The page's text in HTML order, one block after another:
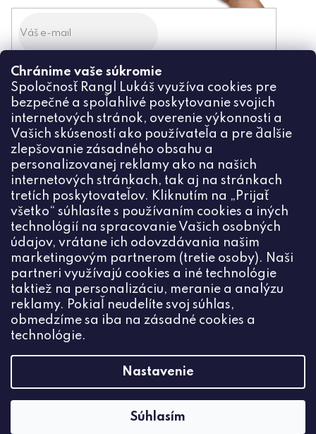
Chránime vaše súkromie
Spoločnosť Rangl Lukáš využíva cookies pre
bezpečné a spoľahlivé poskytovanie svojich
internetových stránok, overenie výkonnosti a
Vašich skúseností ako používateľa a pre ďalšie
zlepšovanie zásadného obsahu a
personalizovanej reklamy ako na našich
internetových stránkach, tak aj na stránkach
tretích poskytovateľov. Kliknutím na „Prijať
všetko“ súhlasíte s používaním cookies a iných
technológií na spracovanie Vašich osobných
údajov, vrátane ich odovzdávania našim
marketingovým partnerom (tretie osoby). Naši
partneri využívajú cookies a iné technológie
taktiež na personalizáciu, meranie a analýzu
reklamy. Pokiaľ neudelíte svoj súhlas,
obmedzíme sa iba na zásadné cookies a
technológie.
Nastavenie
Súhlasím
Odoslaním súhlasíte zo
spracovaním osobných údajov
PRIHLÁSIŤ
Kontakt
info @ceske-koralky.sk
+420774444191